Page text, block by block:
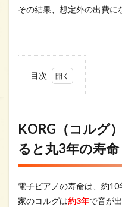
その結果、想定外の出費に
目次
0.1
180毎日弾
き続ける
と丸3年の
1
KORG（コルグ
ると丸3年の寿命
電子ピアノの寿命は、約
家のコルグは約3年で音が